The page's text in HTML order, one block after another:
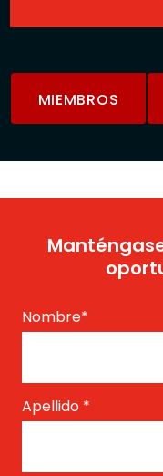
MIEMBROS
Nombre*
Apellido *